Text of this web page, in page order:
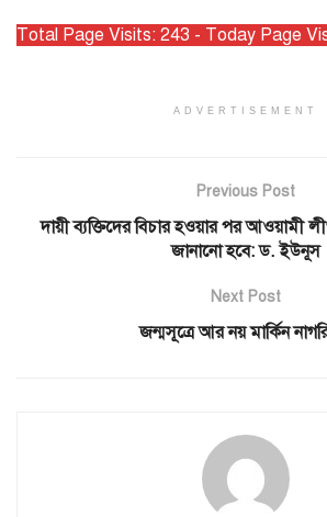
Total Page Visits: 243 - Today Page
ADVERTISEMENT
Previous Post
দায়ী ব্যক্তিদের বিচার হওয়ার পর আওয়ামী
জানানো হবে: ড. ইউনূস
Next Post
জন্মসূত্রে আর নয় মার্কিন